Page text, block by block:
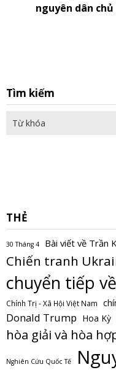
nguyên dân
Tìm kiếm
THẺ
30 Tháng 4 Bài viết về Trần
Chiến tranh
chuyển tiếp
Chính Trị - Xã Hội Việt Nam
Donald Trump Hoa Kỳ
hòa giải và hòa
Nghiên Cứu Quốc Tế